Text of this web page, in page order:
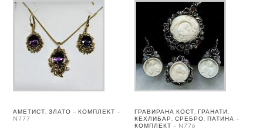
АМЕТИСТ, ЗЛАТО – КОМПЛЕКТ –
N777
ГРАВИРАНА КОСТ, ГРАНАТИ,
КЕХЛИБАР, СРЕБРО, ПАТИНА –
КОМПЛЕКТ – N776